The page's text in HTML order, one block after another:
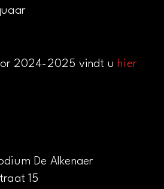
2024-2025 vindt uhier
De Alkenaer
15